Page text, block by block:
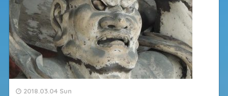
2018.03.04 Sun